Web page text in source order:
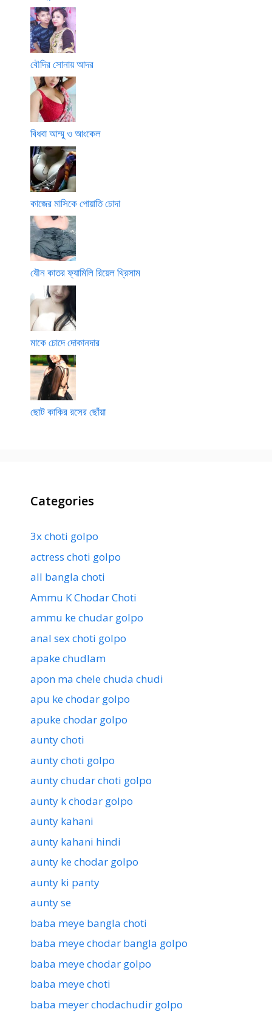
বৌদির সোনায় আদর
বিধবা আম্মু ও আংকেল
কাজের মাসিকে পোয়াতি চোদা
যৌন কাতর ফ্যামিলি রিয়েল থ্রিসাম
মাকে চোদে দোকানদার
ছোট কাকির রসের ছোঁয়া
Categories
3x choti golpo
actress choti golpo
all bangla choti
Ammu K Chodar Choti
ammu ke chudar golpo
anal sex choti golpo
apake chudlam
apon ma chele chuda chudi
apu ke chodar golpo
apuke chodar golpo
aunty choti
aunty choti golpo
aunty chudar choti golpo
aunty k chodar golpo
aunty kahani
aunty kahani hindi
aunty ke chodar golpo
aunty ki panty
aunty se
baba meye bangla choti
baba meye chodar bangla golpo
baba meye chodar golpo
baba meye choti
baba meyer chodachudir golpo